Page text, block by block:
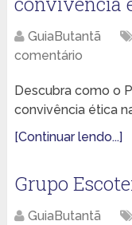
GuiaButantã
comentário
Descubra como o
convivência ética
[Continuar lendo...]
Grupo
GuiaButantã